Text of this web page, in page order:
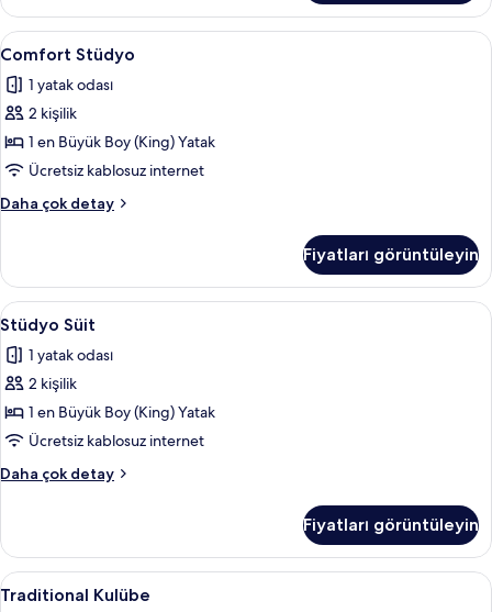
fazla
detay
Comfort
Stüdyo
için
tüm
fotoğrafları
görün
Comfort Stüdyo | Ütü/ütü masası,
21
Comfort Stüdyo
1 yatak odası
2 kişilik
1 en Büyük Boy (King) Yatak
Ücretsiz kablosuz internet
Daha çok detay
Comfort
fazla
detay
Fiyatları görüntüleyin
Stüdyo
Süit
için
tüm
fotoğrafları
görün
Stüdyo Süit | Ütü/ütü masası,
19
Stüdyo Süit
1 yatak odası
2 kişilik
1 en Büyük Boy (King) Yatak
Ücretsiz kablosuz internet
Daha çok detay
Stüdyo
fazla
detay
Fiyatları görüntüleyin
Traditional
Traditional Kulübe | Ütü/ütü masası,
7
Traditional Kulübe